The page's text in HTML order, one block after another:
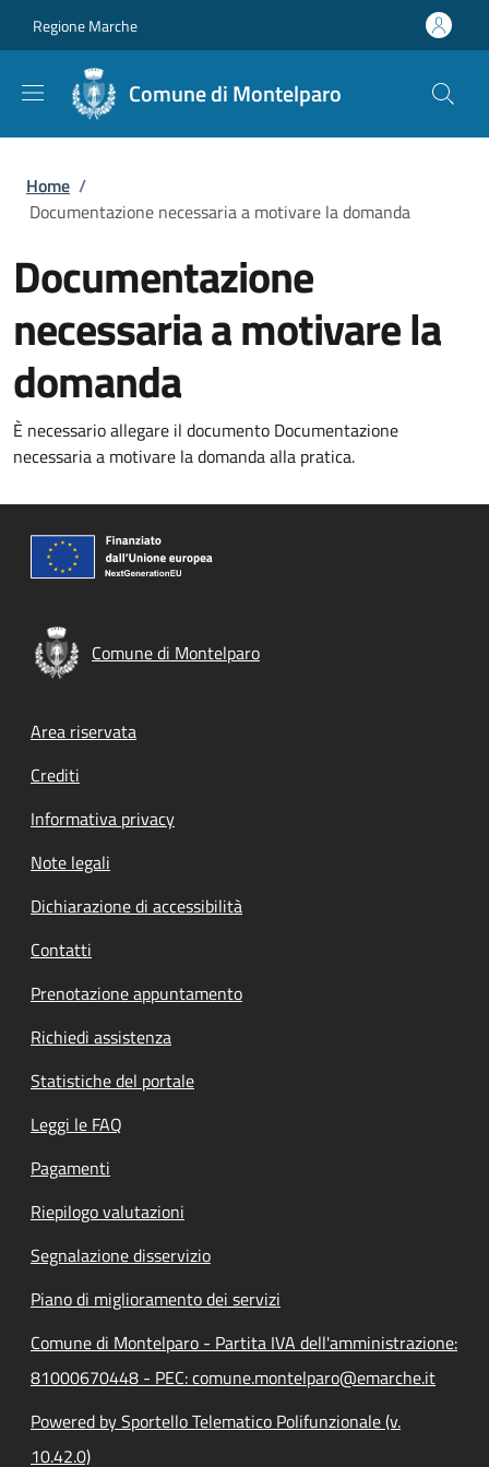
Regione Marche
Comune di Montelparo
Briciole di pane
Home /
Documentazione necessaria a motivare la domanda
Documentazione
necessaria a motivare la
domanda
È necessario allegare il documento Documentazione
necessaria a motivare la domanda alla pratica.
Comune di Montelparo
Footer menu
Area riservata
Crediti
Informativa privacy
Note legali
Dichiarazione di accessibilità
Contatti
Prenotazione appuntamento
Richiedi assistenza
Statistiche del portale
Leggi le FAQ
Pagamenti
Riepilogo valutazioni
Segnalazione disservizio
Piano di miglioramento dei servizi
Comune di Montelparo - Partita IVA dell'amministrazione:
81000670448 - PEC: comune.montelparo@emarche.it
Powered by Sportello Telematico Polifunzionale (v.
10.42.0)